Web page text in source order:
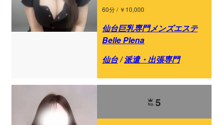
60分 / ￥10,000
仙台巨乳専門メンズエステ
Belle Plena
仙台/派遣・出張専門
5